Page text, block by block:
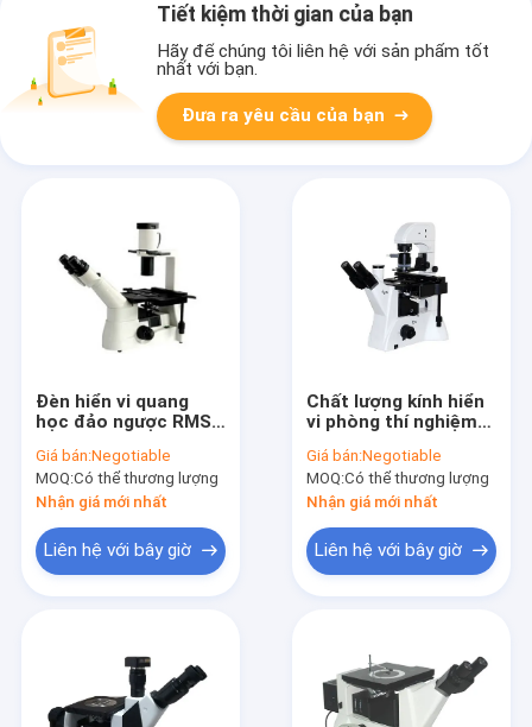
Tiết kiệm thời gian của bạn
Hãy để chúng tôi liên hệ với sản phẩm tốt
nhất với bạn.
Đưa ra yêu cầu của bạn
Đèn hiển vi quang
học đảo ngược RMS
bào sống 22mm
Giá bán:Negotiable
MOQ:Có thể thương lượng
Nhận giá mới nhất
Liên hệ với bây giờ
Chất lượng kính hiển
vi phòng thí nghiệm
WF10X / 22mm 5W
LED
Giá bán:Negotiable
MOQ:Có thể thương lượng
Nhận giá mới nhất
Liên hệ với bây giờ